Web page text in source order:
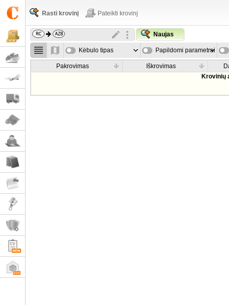
Rasti krovinį Pateikti krovinį
Naujas
Kėbulo tipas Papildomi parametrai
Pakrovimas Iškrovimas
Krovinių